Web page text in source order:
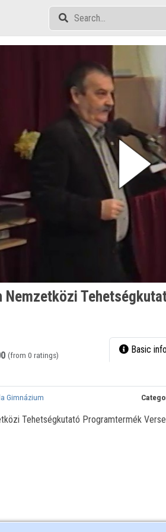
Nemzetközi
(from 0 ratings) Basic
Gimnázium
Tehetségkutató Programtermék